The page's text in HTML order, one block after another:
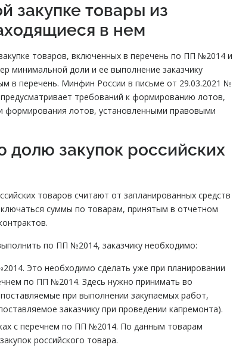
закупке товары из
в нем
товаров, включенных в перечень по ПП №2014 и
минимальной доли и ее выполнение заказчику
в перечень. Минфин России в письме от 29.03.2021 №
требований к формированию лотов,
формирования лотов, установленными правовыми
долю закупок российских
товаров считают от запланированных средств
суммы по товарам, принятым в отчетном
по ПП №2014, заказчику необходимо:
Это необходимо сделать уже при планировании
по ПП №2014. Здесь нужно принимать во
при выполнении закупаемых работ,
заказчику при проведении капремонта).
с перечнем по ПП №2014. По данным товарам
российского товара.